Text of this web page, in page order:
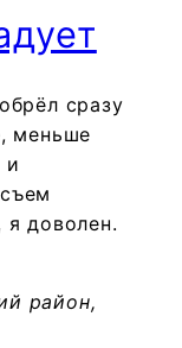
сразу
меньше
и
доволен.
район,